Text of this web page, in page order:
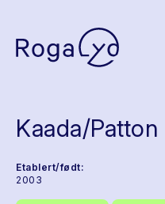
Kaada/Patton
Etablert/født:
2003